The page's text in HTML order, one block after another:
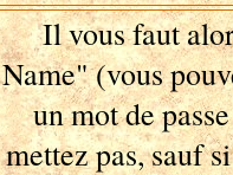
Il vous faut
Name" (vous
un mot de
mettez pas, sauf